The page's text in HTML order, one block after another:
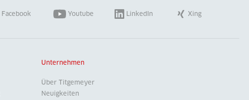
Facebook Youtube LinkedIn Xing
Unternehmen
Über Titgemeyer
Neuigkeiten